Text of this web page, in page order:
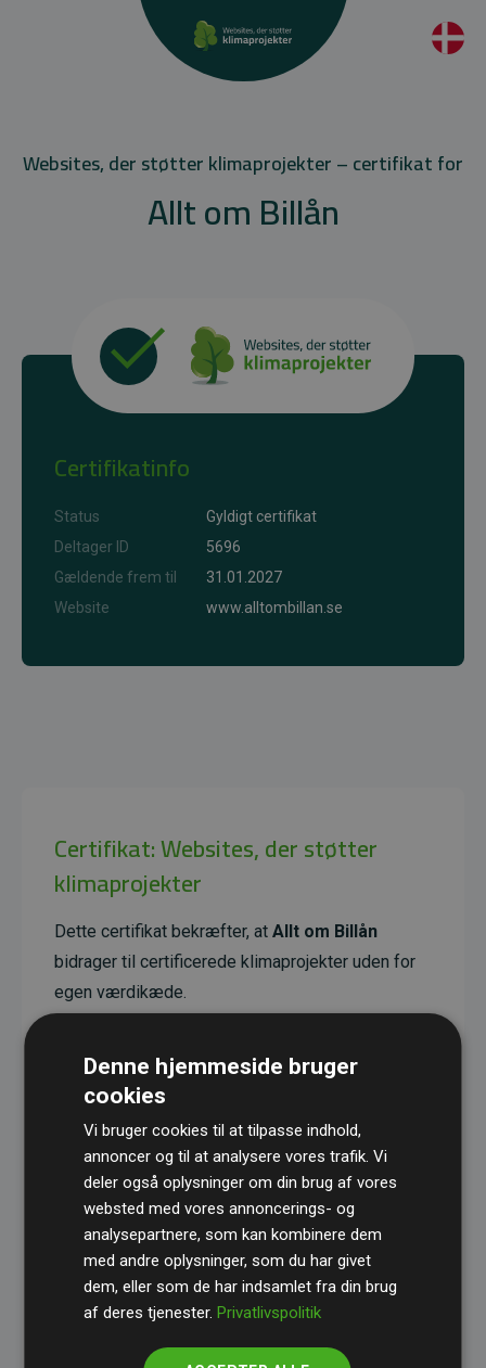
Websites, der støtter klimaprojekter – certifikat for
Allt om Billån
Certifikatinfo
Status
Gyldigt certifikat
Deltager ID
5696
Gældende frem til
31.01.2027
Website
www.alltombillan.se
Certifikat: Websites, der støtter
klimaprojekter
Dette certifikat bekræfter, at Allt om Billån
bidrager til certificerede klimaprojekter uden for
egen værdikæde.
reducerende effekt, som i gennemsnit svarer til
dobbelt så meget CO₂ som den estimerede
Alle projekter er verificeret gennem Gold
Standard– en international ordning, der sikrer høj
kvalitet og gennemsigtighed i klimainvesteringer.
Du kan læse mere om de konkrete projekter
Denne hjemmeside bruger
cookies
Vi bruger cookies til at tilpasse indhold,
annoncer og til at analysere vores trafik. Vi
deler også oplysninger om din brug af vores
websted med vores annoncerings- og
analysepartnere, som kan kombinere dem
med andre oplysninger, som du har givet
dem, eller som de har indsamlet fra din brug
af deres tjenester.Privatlivspolitik